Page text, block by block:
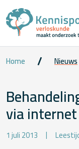
Home Nieuws
via internet
1 juli 2013